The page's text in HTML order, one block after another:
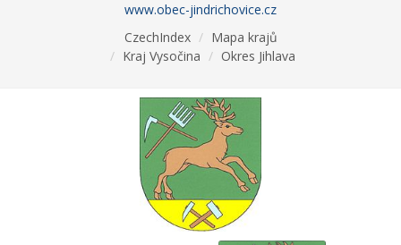
www.obec-jindrichovice.cz
CzechIndex
Mapa krajů
Kraj Vysočina
Okres Jihlava